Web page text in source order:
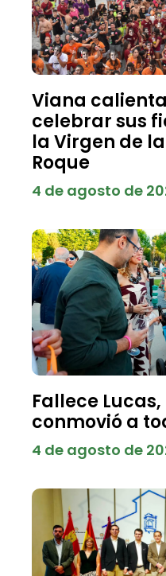
Viana
celebrar sus
la Virgen de
Roque
4 de agosto de
Fallece
conmovió a
4 de agosto de